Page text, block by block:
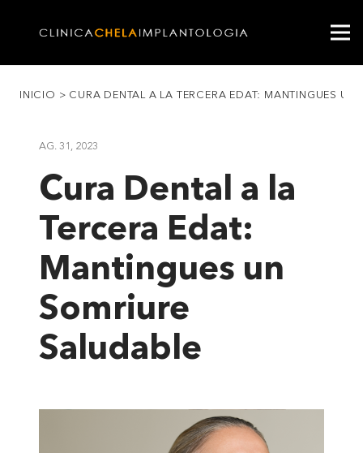
INICIO > CURA DENTAL A LA TERCERA EDAT: MANTINGUES UN
AG. 31, 2023
Cura Dental a la
Tercera Edat:
Mantingues un
Somriure
Saludable